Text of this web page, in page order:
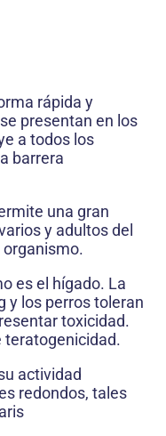
rápida y
presentan en los
a todos los
barrera
una gran
y adultos del
es el hígado. La
y los perros toleran
toxicidad.
teratogenicidad.
actividad
redondos, tales